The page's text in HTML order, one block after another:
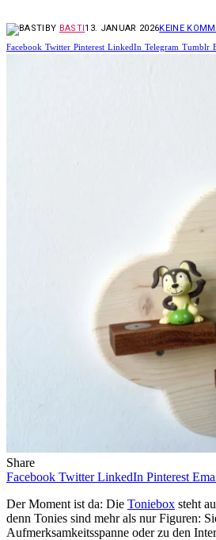
BY BASTI13. JANUAR 2026KEINE
Facebook Twitter Pinterest LinkedIn Telegram Tumblr
Share
Facebook Twitter LinkedIn Pinterest
Der Moment ist da: Die Toniebox steht
denn Tonies sind mehr als nur Figuren:
Aufmerksamkeitsspanne oder zu den